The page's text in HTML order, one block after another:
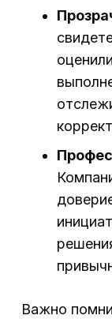
Важно